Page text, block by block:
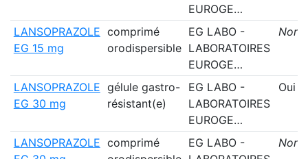
EUROGE…
LANSOPRAZOLE
EG 15 mg
comprimé
orodispersible
EG LABO -
LABORATOIRES
EUROGE…
Non
LANSOPRAZOLE
EG 30 mg
gélule gastro-
résistant(e)
EG LABO -
LABORATOIRES
EUROGE…
Oui
LANSOPRAZOLE comprimé
EG LABO -
Non